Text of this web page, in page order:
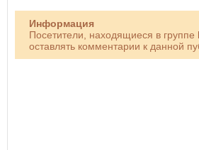
Информация
Посетители, находящиеся в группе
оставлять комментарии к данной